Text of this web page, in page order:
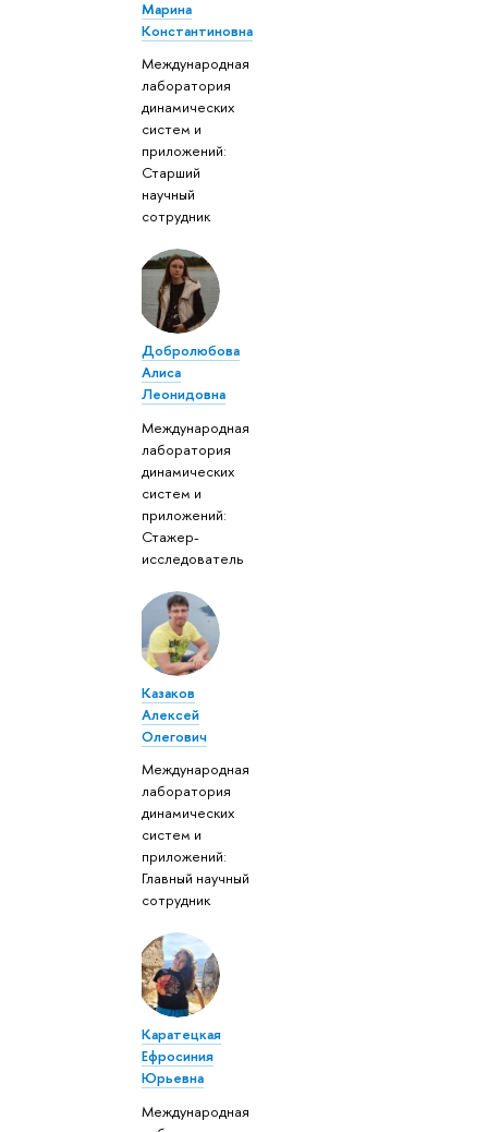
Марина
Константиновна
Международная
лаборатория
динамических
систем и
приложений:
Старший
научный
сотрудник
Добролюбова
Алиса
Леонидовна
Международная
лаборатория
динамических
систем и
приложений:
Стажер-
исследователь
Казаков
Алексей
Олегович
Международная
лаборатория
динамических
систем и
приложений:
Главный научный
сотрудник
Каратецкая
Ефросиния
Юрьевна
Международная